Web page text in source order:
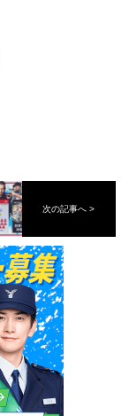
次の記事へ >